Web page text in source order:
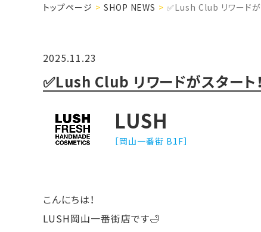
トップページ SHOP NEWS ✅Lush Club リワードが
2025.11.23
✅Lush Club リワードがスタート
LUSH
［岡山一番街 B1F］
こんにちは！
LUSH岡山一番街店です🛁